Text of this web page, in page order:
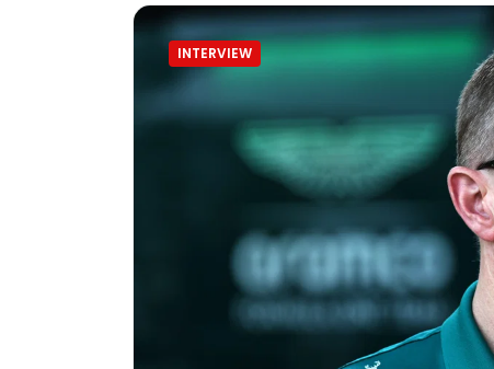
INTERVIEW